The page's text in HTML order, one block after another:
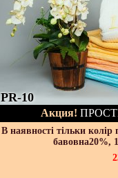
PR-10
Акция!
В наявності тільки
бавовна20%,